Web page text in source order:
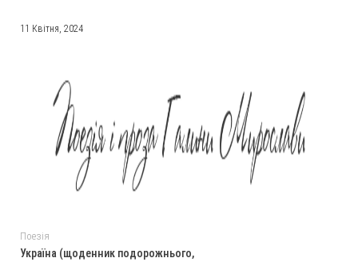
11 Квітня, 2024
Поезія
Україна (щоденник подорожнього,